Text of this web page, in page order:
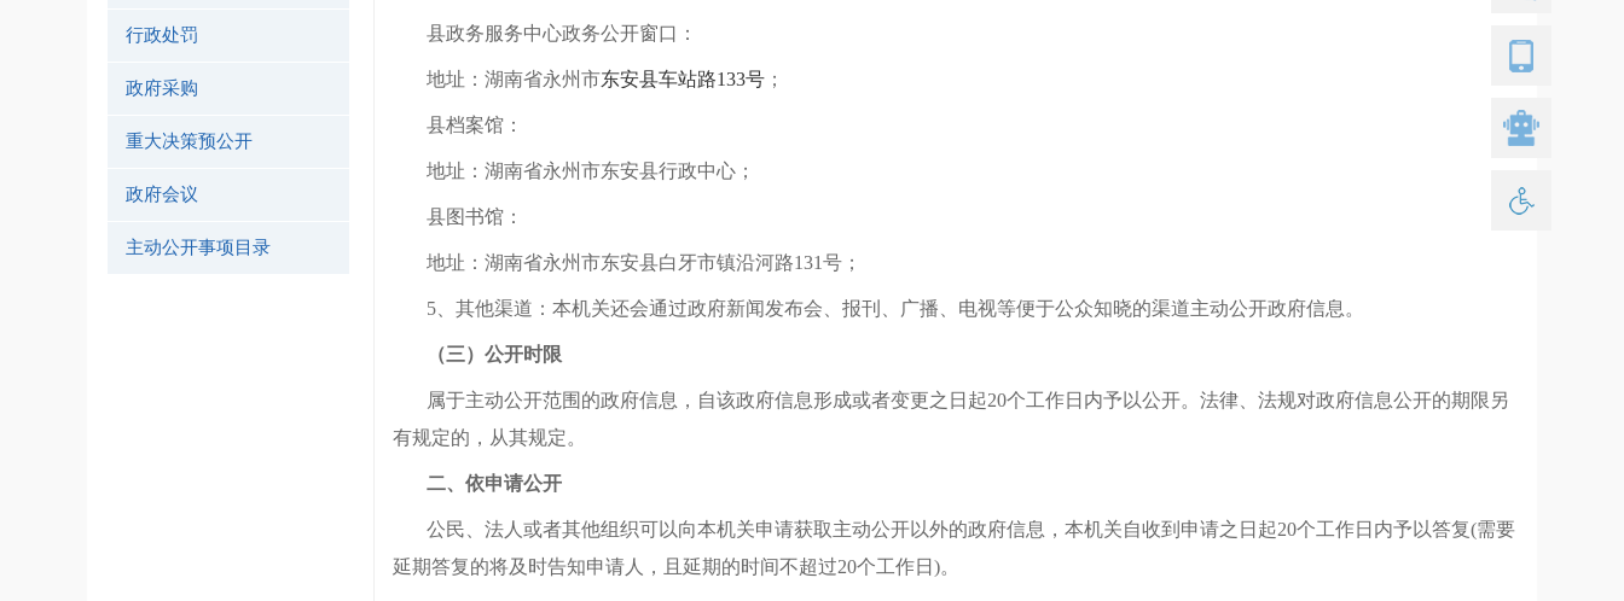
行政处罚
政府采购
重大决策预公开
政府会议
主动公开事项目录
县政务服务中心政务公开窗口：
地址：湖南省永州市东安县车站路133号 ；
县档案馆：
地址：湖南省永州市东安县行政中心 ；
县图书馆：
地址：湖南省永州市东安县白牙市镇沿河路131号；
5、其他渠道：本机关还会通过政府新闻发布会、报刊、广播、电视等便于公众知晓的渠道主动公开政府信息。
（三）公开时限
属于主动公开范围的政府信息，自该政府信息形成或者变更之日起20个工作日内予以公开。法律、法规对政府信息公开的期限另
有规定的，从其规定。
二、依申请公开
公民、法人或者其他组织可以向本机关申请获取主动公开以外的政府信息，本机关自收到申请之日起20个工作日内予以答复(需要
延期答复的将及时告知申请人，且延期的时间不超过20个工作日)。